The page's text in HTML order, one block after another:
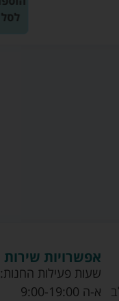
אפשרויות שירות
שעות פעילות החנות:
א-ה 9:00-19:00